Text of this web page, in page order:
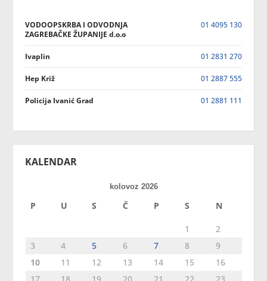
VODOOPSKRBA I ODVODNJA
ZAGREBAČKE ŽUPANIJE d.o.o
01 4095 130
Ivaplin 01 2831 270
Hep Križ 01 2887 555
Policija Ivanić Grad 01 2881 111
KALENDAR
kolovoz 2026
P U S Č P S N
1
2
3
4 5 6 7 8
9
10
11 12 13 14 15
16